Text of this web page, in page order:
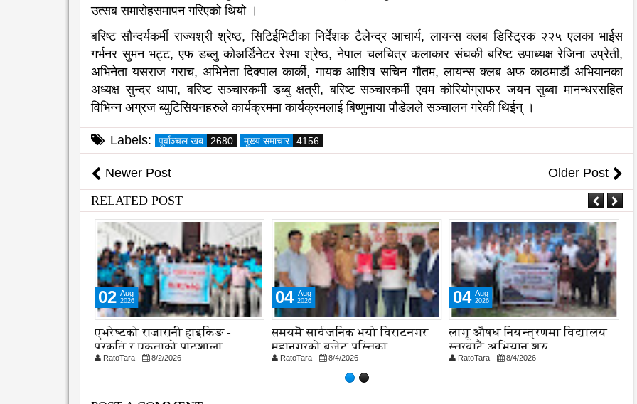
उत्सब समारोहसमापन गरिएको थियो ।
बरिष्ट सौन्दर्यकर्मी राज्यश्री श्रेष्ठ, सिटिईभिटीका निर्देशक टैलेन्द्र आचार्य, लायन्स क्लब डिस्ट्रिक २२५ एलका भाईस
गर्भनर सुमन भट्ट, एफ डब्लु कोअर्डिनेटर रेश्मा श्रेष्ठ, नेपाल चलचित्र कलाकार संघकी बरिष्ट उपाध्यक्ष रेजिना उप्रेती,
अभिनेता यसराज गराच, अभिनेता दिक्पाल कार्की, गायक आशिष सचिन गौतम, लायन्स क्लब अफ काठमाडौं अभियानका
अध्यक्ष सुन्दर थापा, बरिष्ट सञ्चारकर्मी डब्बु क्षत्री, बरिष्ट सञ्चारकर्मी एवम कोरियोग्राफर जयन सुब्बा मानन्धरसहित
विभिन्न अग्रज ब्युटिसियनहरुले कार्यक्रममा कार्यक्रमलाई बिष्णुमाया पौडेलले सञ्चालन गरेकी थिईन् ।
Labels: पूर्वाञ्चल खब 2680 मुख्य समाचार 4156
Newer Post
Older Post
RELATED POST
02 Aug
2026
एभरेष्टको राजारानी हाइकिङ -
प्रकृति र एकताको पाठशाला
RatoTara 8/2/2026
04 Aug
2026
समयमै सार्वजनिक भयो विराटनगर
महानगरको बजेट पुस्तिका,
कार्यान्वयन प्रक्रिया पनि सुरु
RatoTara 8/4/2026
04 Aug
2026
लागू औषध नियन्त्रणमा विद्यालय
स्तरबाटै अभियान शुरु
RatoTara 8/4/2026